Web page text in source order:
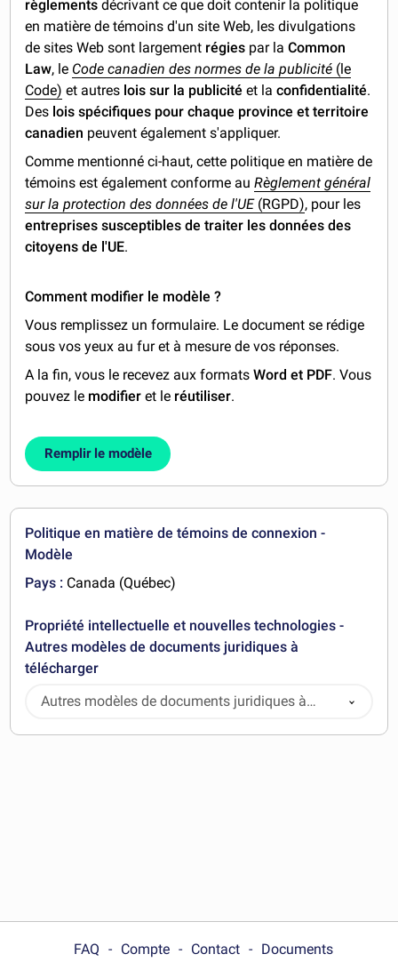
règlements décrivant ce que doit contenir la politique
en matière de témoins d'un site Web, les divulgations
de sites Web sont largement régies par la Common
Law, le Code canadien des normes de la publicité (le
Code) et autres lois sur la publicité et laconfidentialité.
Des lois spécifiques pour chaque province et territoire
canadien peuvent également s'appliquer.
Comme mentionné ci-haut, cette politique en matière de
témoins est également conforme auRèglement général
sur la protection des données de l'UE(RGPD), pour les
entreprises susceptibles de traiter les données des
citoyens de l'UE.
Comment modifier le modèle ?
Vous remplissez un formulaire. Le document se rédige
sous vos yeux au fur et à mesure de vos réponses.
A la fin, vous le recevez aux formatsWord et PDF. Vous
pouvez le modifier et le réutiliser.
Remplir le modèle
Politique en matière de témoins de connexion -
Modèle
Pays : Canada (Québec)
Propriété intellectuelle et nouvelles technologies -
Autres modèles de documents juridiques à
télécharger
Autres modèles de documents juridiques à
télécharger
FAQ Compte Contact Documents